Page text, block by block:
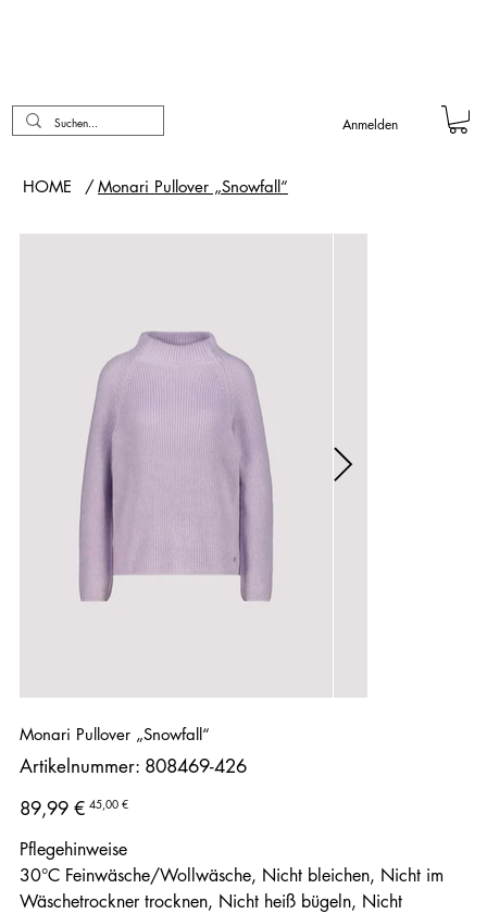
Anmelden
HOME / Monari Pullover „Snowfall“
Monari Pullover „Snowfall“
Artikelnummer: Artikelnummer:
808469-
808469-426
Ursprünglicher
Preis
89,99 € Angebotspreis
45,00 €
Pflegehinweise
30°C Feinwäsche/Wollwäsche, Nicht bleichen, Nicht im
Wäschetrockner trocknen, Nicht heiß bügeln, Nicht